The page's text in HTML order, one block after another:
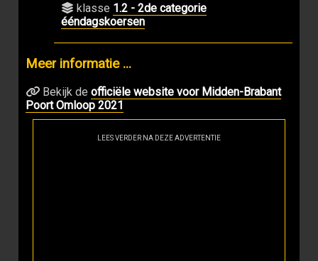
klasse 1.2 - 2de categorie
ééndagskoersen
Meer informatie ...
Bekijk de officiële website voor Midden-Brabant
Poort Omloop 2021
LEES VERDER NA DEZE ADVERTENTIE